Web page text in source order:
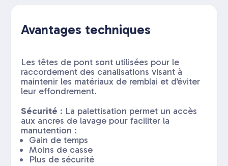
Avantages techniques
Les têtes de pont sont utilisées pour le
raccordement des canalisations visant à
maintenir les matériaux de remblai et d’éviter
leur effondrement.
Sécurité : La palettisation permet un accès
aux ancres de lavage pour faciliter la
manutention :
Gain de temps
Moins de casse
Plus de sécurité